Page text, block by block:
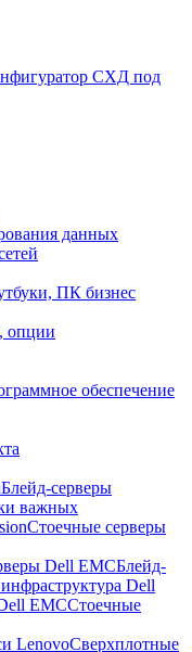
СХД под
данных
ПК бизнес
опции
обеспечение
Блейд-серверы
важных
Стоечные серверы
Dell EMCБлейд-
Dell
EMCСтоечные
LenovoСверхплотные